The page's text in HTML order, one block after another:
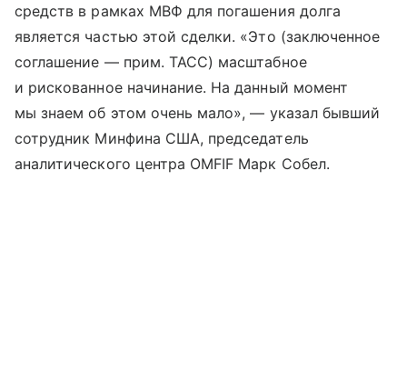
средств в рамках МВФ для погашения долга
является частью этой сделки. «Это (заключенное
соглашение — прим. ТАСС) масштабное
и рискованное начинание. На данный момент
мы знаем об этом очень мало», — указал бывший
сотрудник Минфина США, председатель
аналитического центра OMFIF Марк Собел.